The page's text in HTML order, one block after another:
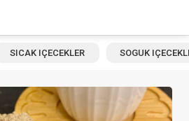
SICAK IÇECEKLER SOGUK